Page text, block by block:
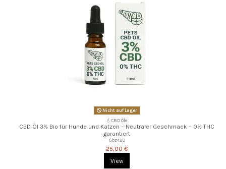
Nicht auf Lager
💧CBD Öle
CBD Öl 3% Bio für Hunde und Katzen – Neutraler Geschmack – 0% THC
garantiert
Gbz420
25,00 €
View